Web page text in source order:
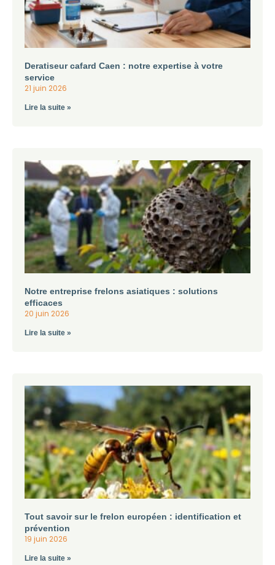
Deratiseur cafard Caen : notre expertise à votre
service
21 juin 2026
Lire la suite »
Notre entreprise frelons asiatiques : solutions
efficaces
20 juin 2026
Lire la suite »
Tout savoir sur le frelon européen : identification et
prévention
19 juin 2026
Lire la suite »